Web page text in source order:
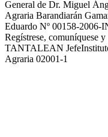
General de Dr. Miguel
Agraria Barandiarán
Eduardo Nº 00158-2006-
Regístrese,
TANTALEAN
Agraria 02001-1